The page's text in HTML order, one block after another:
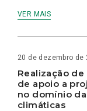
VER MAIS
20 de dezembro de
Realização
de apoio a
no domínio
climáticas